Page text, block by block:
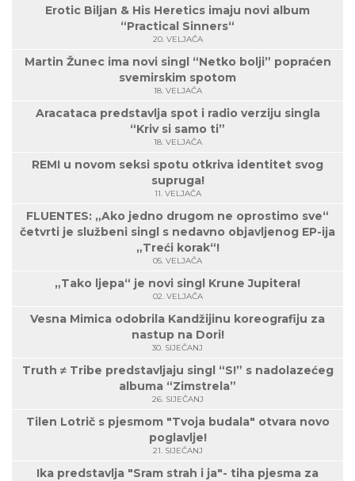
Erotic Biljan & His Heretics imaju novi album
“Practical Sinners“
20. VELJAČA
Martin Žunec ima novi singl “Netko bolji” popraćen
svemirskim spotom
18. VELJAČA
Aracataca predstavlja spot i radio verziju singla
“Kriv si samo ti”
18. VELJAČA
REMI u novom seksi spotu otkriva identitet svog
supruga!
11. VELJAČA
FLUENTES: „Ako jedno drugom ne oprostimo sve“
četvrti je službeni singl s nedavno objavljenog EP-ija
„Treći korak“!
05. VELJAČA
„Tako ljepa“ je novi singl Krune Jupitera!
02. VELJAČA
Vesna Mimica odobrila Kandžijinu koreografiju za
nastup na Dori!
30. SIJEČANJ
Truth ≠ Tribe predstavljaju singl “S!” s nadolazećeg
albuma “Zimstrela”
26. SIJEČANJ
Tilen Lotrič s pjesmom "Tvoja budala" otvara novo
poglavlje!
21. SIJEČANJ
Ika predstavlja "Sram strah i ja"- tiha pjesma za